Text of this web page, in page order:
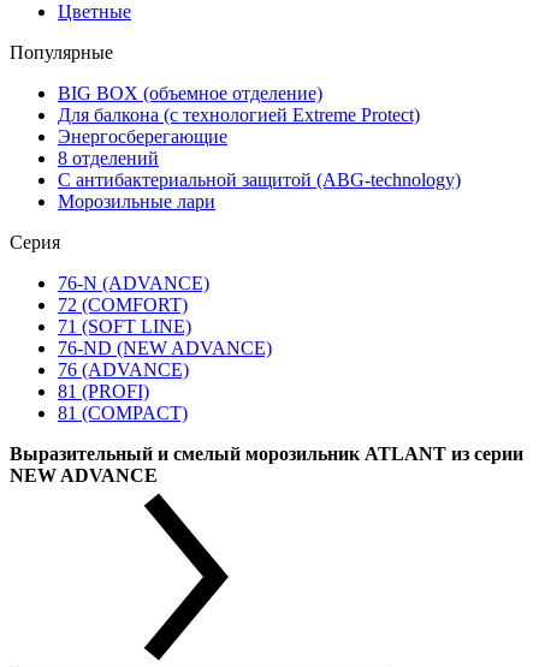
Цветные
Популярные
BIG BOX (объемное отделение)
Для балкона (с технологией Extreme Protect)
Энергосберегающие
8 отделений
С антибактериальной защитой (ABG-technology)
Морозильные лари
Серия
76-N (ADVANCE)
72 (COMFORT)
71 (SOFT LINE)
76-ND (NEW ADVANCE)
76 (ADVANCE)
81 (PROFI)
81 (COMPACT)
Выразительный и смелый морозильник ATLANT из серии
NEW ADVANCE